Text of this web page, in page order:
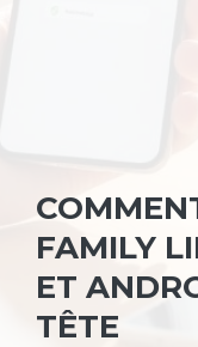
FAMILY
ET
TÊTE